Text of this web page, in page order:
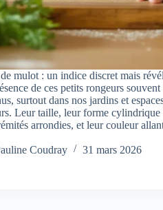
mulot : un indice discret mais
de ces petits rongeurs souvent
surtout dans nos jardins et
Leur taille, leur forme cylindrique
arrondies, et leur couleur
Coudray
31 mars 2026